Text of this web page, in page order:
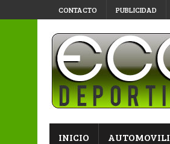
CONTACTO PUBLICIDAD
INICIO